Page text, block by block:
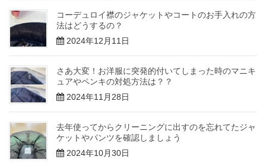
コーデュロイ襟のジャケットやコートのお手入れの方
法はどうするの？
2024年12月11日
さあ大変！お洋服に突発的付いてしまった時のマニキ
ュアやペンキの対処方法は？？
2024年11月28日
去年使ってからクリーニングに出すのを忘れてたジャ
ケットやパンツを確認しましょう
2024年10月30日